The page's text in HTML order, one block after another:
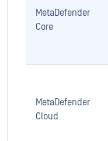
MetaDefender
Core
MetaDefender
Cloud